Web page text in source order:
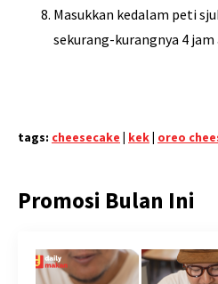
Masukkan kedalam peti
sekurang-kurangnya 4
tags: cheesecake | kek| oreo
Promosi Bulan Ini